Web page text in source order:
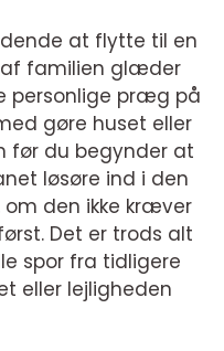
at flytte til en
af familien glæder
personlige præg på
gøre huset eller
før du begynder at
løsøre ind i den
om den ikke kræver
Det er trods alt
spor fra tidligere
eller lejligheden